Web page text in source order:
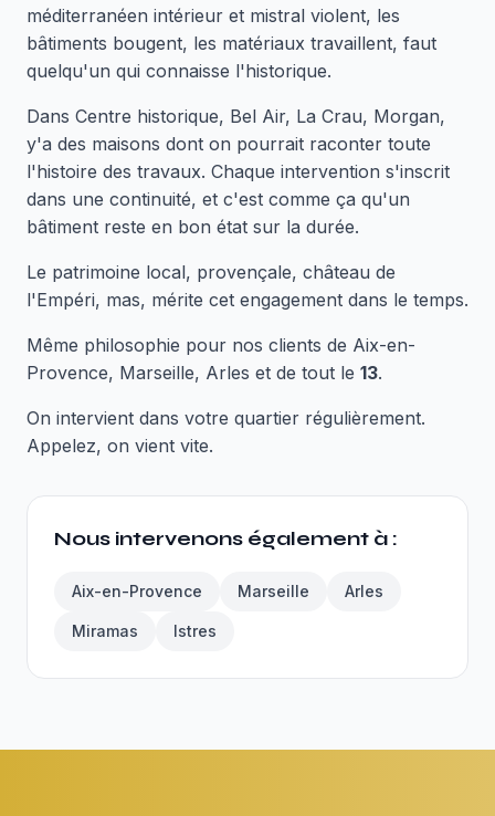
méditerranéen intérieur et mistral violent, les
bâtiments bougent, les matériaux travaillent, faut
quelqu'un qui connaisse l'historique.
Dans Centre historique, Bel Air, La Crau, Morgan,
y'a des maisons dont on pourrait raconter toute
l'histoire des travaux. Chaque intervention s'inscrit
dans une continuité, et c'est comme ça qu'un
bâtiment reste en bon état sur la durée.
Le patrimoine local, provençale, château de
l'Empéri, mas, mérite cet engagement dans le temps.
Même philosophie pour nos clients de Aix-en-
Provence, Marseille, Arles et de tout le 13.
On intervient dans votre quartier régulièrement.
Appelez, on vient vite.
Nous intervenons également à :
Aix-en-Provence Marseille Arles
Miramas Istres